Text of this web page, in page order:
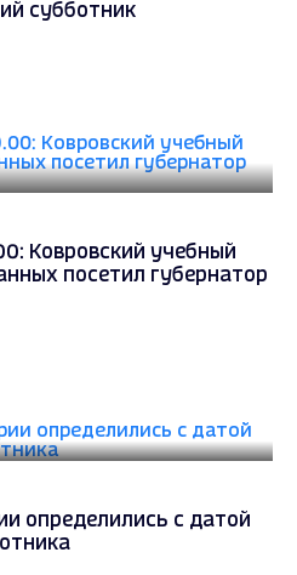
субботник
Ковровский учебный
посетил губернатор
определились с датой